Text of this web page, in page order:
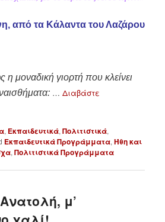
από τα Κάλαντα του Λαζάρου
η μοναδική γιορτή που κλείνει
…Διαβάστε
, Εκπαιδευτικά,Πολιτιστικά,
Εκπαιδευτικά Προγράμματα,Ήθη και
,Πολιτιστικά Προγράμματα
μ’